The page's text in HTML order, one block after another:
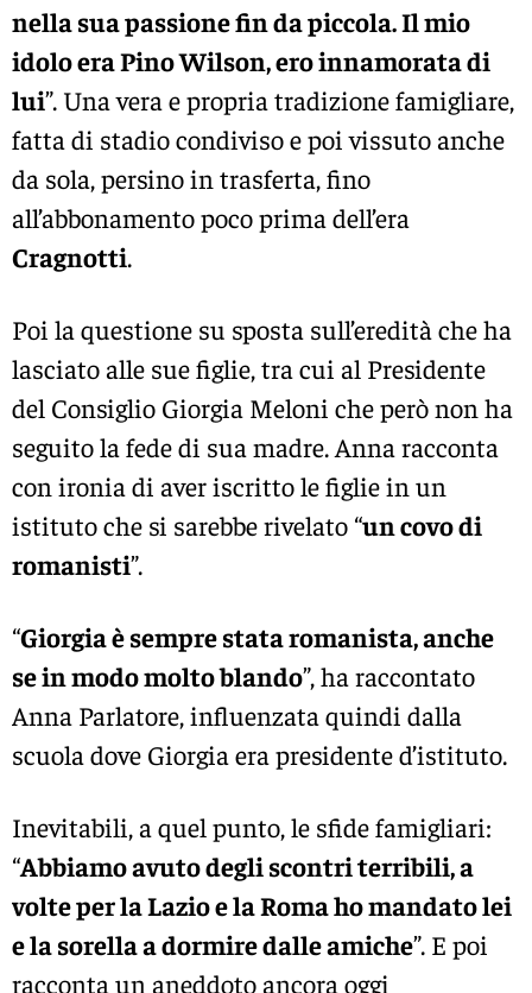
nella sua passione fin da piccola. Il mio
idolo era Pino Wilson, ero innamorata di
lui”. Una vera e propria tradizione famigliare,
fatta di stadio condiviso e poi vissuto anche
da sola, persino in trasferta, fino
all’abbonamento poco prima dell’era
Cragnotti.
Poi la questione su sposta sull’eredità che ha
lasciato alle sue figlie, tra cui al Presidente
del Consiglio Giorgia Meloni che però non ha
seguito la fede di sua madre. Anna racconta
con ironia di aver iscritto le figlie in un
istituto che si sarebbe rivelato “un covo di
romanisti”.
“Giorgia è sempre stata romanista, anche
se in modo molto blando”, ha raccontato
Anna Parlatore, influenzata quindi dalla
scuola dove Giorgia era presidente d’istituto.
Inevitabili, a quel punto, le sfide famigliari:
“Abbiamo avuto degli scontri terribili, a
volte per la Lazio e la Roma ho mandato lei
e la sorella a dormire dalle amiche”. E poi
racconta un aneddoto ancora oggi